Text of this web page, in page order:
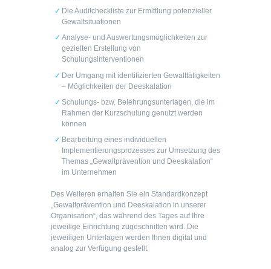
Die Auditcheckliste zur Ermittlung potenzieller
Gewaltsituationen
Analyse- und Auswertungsmöglichkeiten zur
gezielten Erstellung von
Schulungsinterventionen
Der Umgang mit identifizierten Gewalttätigkeiten
– Möglichkeiten der Deeskalation
Schulungs- bzw. Belehrungsunterlagen, die im
Rahmen der Kurzschulung genutzt werden
können
Bearbeitung eines individuellen
Implementierungsprozesses zur Umsetzung des
Themas „Gewaltprävention und Deeskalation“
im Unternehmen
Des Weiteren erhalten Sie ein Standardkonzept
„Gewaltprävention und Deeskalation in unserer
Organisation“, das während des Tages auf Ihre
jeweilige Einrichtung zugeschnitten wird. Die
jeweiligen Unterlagen werden Ihnen digital und
analog zur Verfügung gestellt.